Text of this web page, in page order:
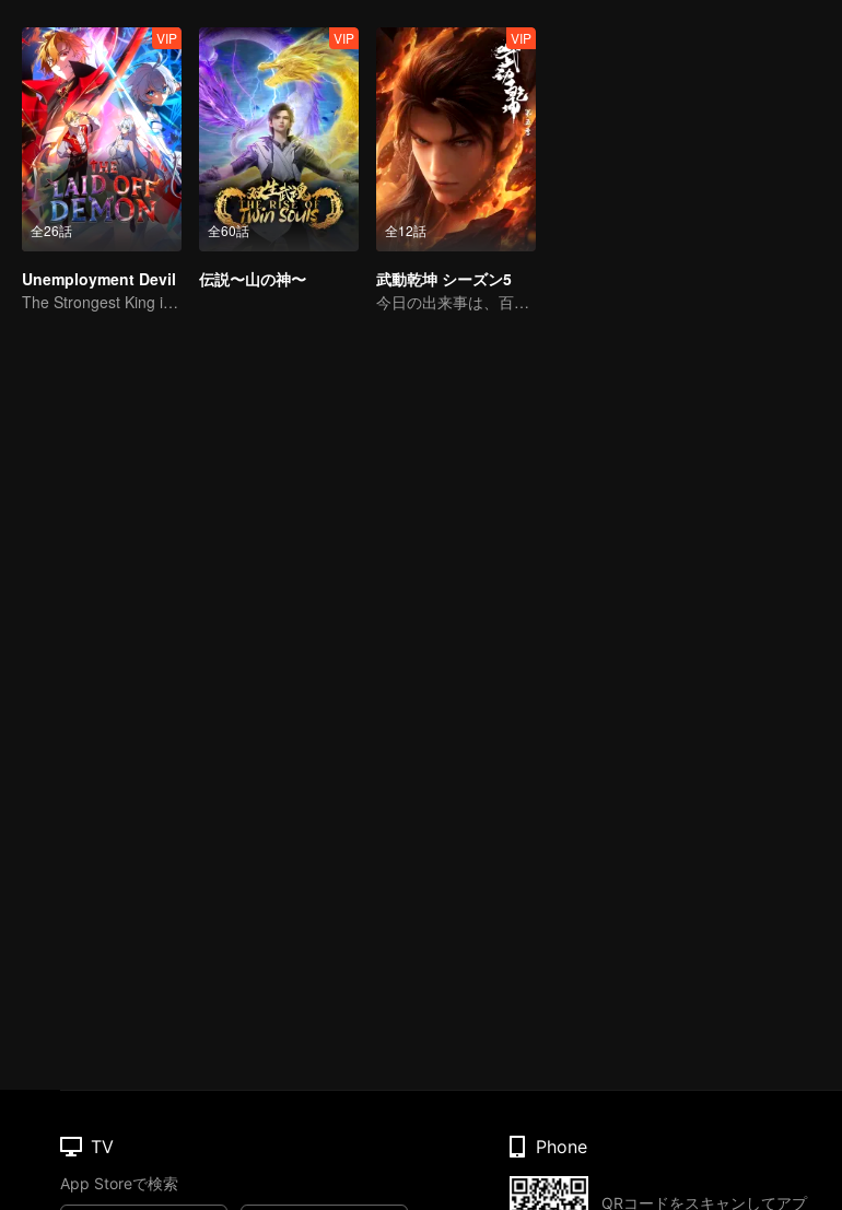
全26話
VIP
Unemployment Devil
The Strongest King in the Demon World Suddenly Gets Laid Off?
全60話
VIP
伝説〜山の神〜
全12話
VIP
武動乾坤 シーズン5
今日の出来事は、百倍にして返り討ちにする！
TV
App Storeで検索
Phone
QRコードをスキャンしてアプ